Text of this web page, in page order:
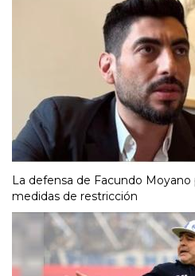
La defensa de Facundo
medidas de restricción